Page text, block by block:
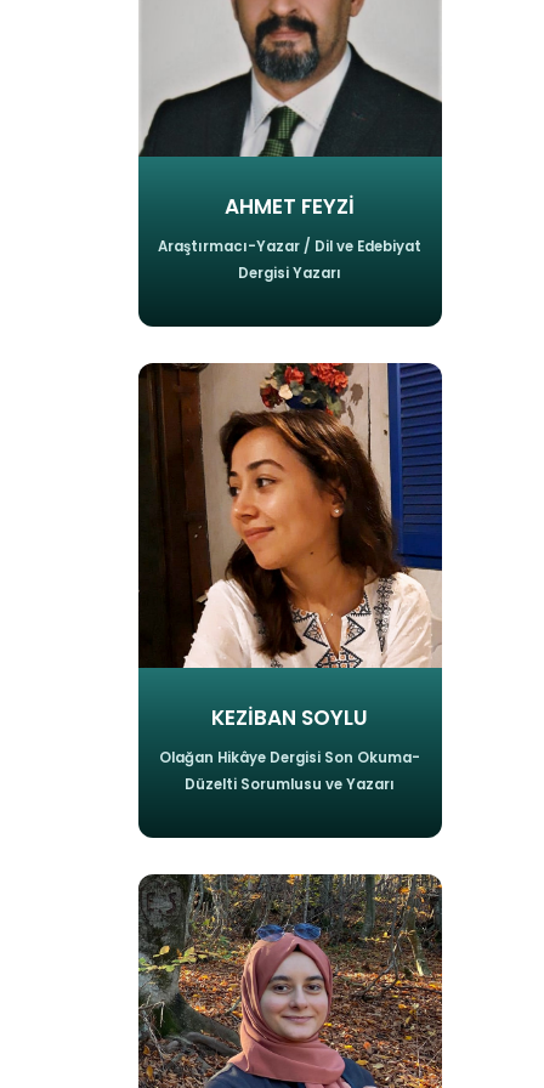
AHMET FEYZİ
Araştırmacı-Yazar / Dil ve Edebiyat
Dergisi Yazarı
KEZİBAN SOYLU
Olağan Hikâye Dergisi Son Okuma-
Düzelti Sorumlusu ve Yazarı